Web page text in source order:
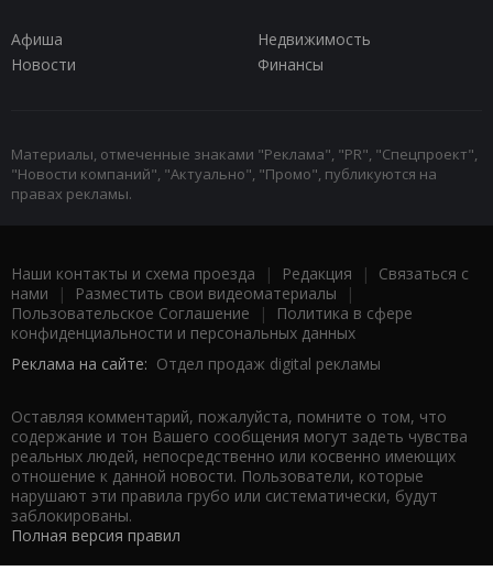
Афиша
Недвижимость
Новости
Финансы
Материалы, отмеченные знаками "Реклама", "PR", "Спецпроект",
"Новости компаний", "Актуально", "Промо", публикуются на
правах рекламы.
Наши контакты и схема проезда | Редакция | Связаться с
нами | Разместить свои видеоматериалы |
Пользовательское Соглашение |
Политика в сфере
конфиденциальности и персональных данных
Реклама на сайте: Отдел продаж digital рекламы
Оставляя комментарий, пожалуйста, помните о том, что
содержание и тон Вашего сообщения могут задеть чувства
реальных людей, непосредственно или косвенно имеющих
отношение к данной новости. Пользователи, которые
нарушают эти правила грубо или систематически, будут
заблокированы.
Полная версия правил